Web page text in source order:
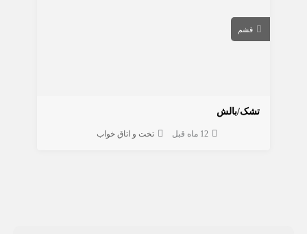
قشم
تشک/بالش
12 ماه قبل تخت و اتاق خواب